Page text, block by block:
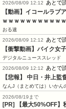
2026/08/09 12:12
あとで
【動画】イコールラブ
ｗｗｗｗｗｗｗｗｗｗ
おる速
2026/08/09 12:12
あとで
【衝撃動画】バイク
デジタルニューススレッド
2026/08/09 12:12
あとで
【悲報】 中日・井上
なんJ（まとめては）いかん
2026/08/19まで
[PR] 【最大50%OFF】